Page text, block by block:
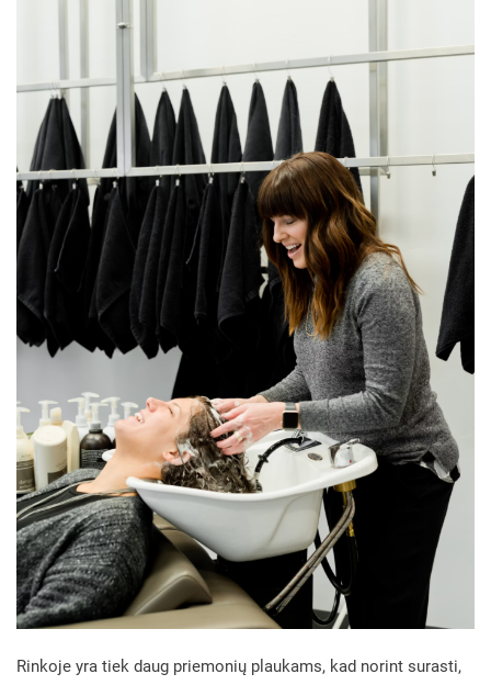
Rinkoje yra tiek daug priemonių plaukams, kad norint surasti,